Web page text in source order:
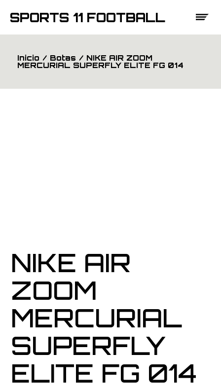
contenido
SPORTS 11 FOOTBALL
Inicio Botas NIKE AIR ZOOM
MERCURIAL SUPERFLY ELITE FG 014
NIKE AIR
ZOOM
MERCURIAL
SUPERFLY
ELITE FG 014